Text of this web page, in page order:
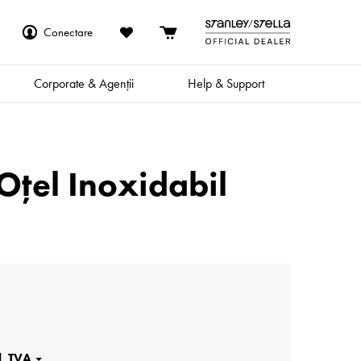
Conectare
Corporate & Agenții Help & Support
Inoxidabil